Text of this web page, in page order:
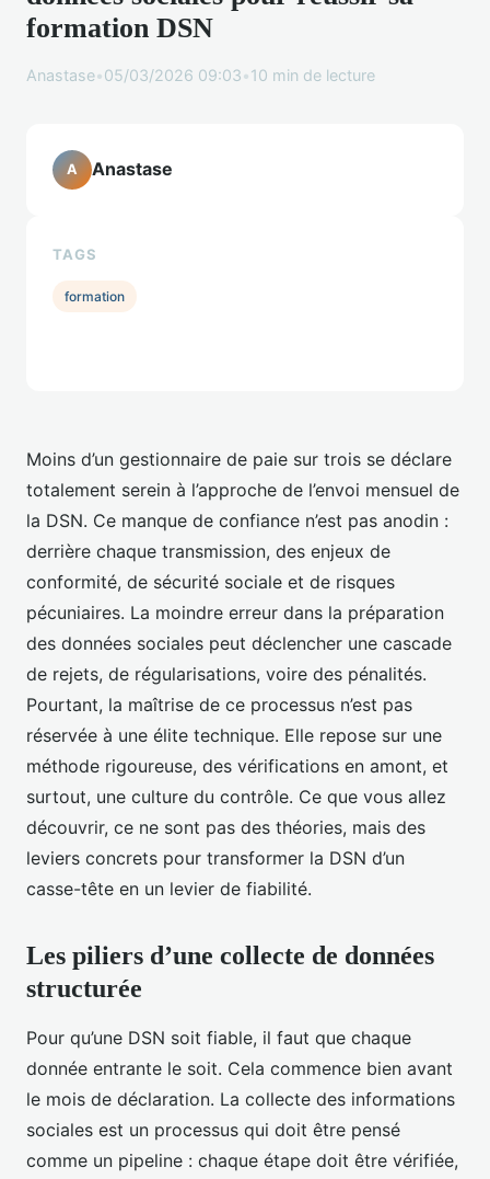
formation DSN
Anastase•05/03/2026 09:03•10 min de lecture
Moins d’un gestionnaire de paie sur trois se déclare
totalement serein à l’approche de l’envoi mensuel de
la DSN. Ce manque de confiance n’est pas anodin :
derrière chaque transmission, des enjeux de
conformité, de sécurité sociale et de risques
pécuniaires. La moindre erreur dans la préparation
des données sociales peut déclencher une cascade
de rejets, de régularisations, voire des pénalités.
Pourtant, la maîtrise de ce processus n’est pas
réservée à une élite technique. Elle repose sur une
méthode rigoureuse, des vérifications en amont, et
surtout, une culture du contrôle. Ce que vous allez
découvrir, ce ne sont pas des théories, mais des
leviers concrets pour transformer la DSN d’un
casse-tête en un levier de fiabilité.
Les piliers d’une collecte de données
structurée
Pour qu’une DSN soit fiable, il faut que chaque
donnée entrante le soit. Cela commence bien avant
le mois de déclaration. La collecte des informations
sociales est un processus qui doit être pensé
comme un pipeline : chaque étape doit être vérifiée,
A Anastase
TAGS
formation